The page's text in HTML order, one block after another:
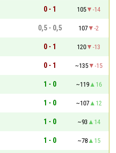
0 - 1 105
-14
0,5 - 0,5 107
-2
0 - 1 120
-13
0 - 1 ~135
-15
1 - 0 ~119
16
1 - 0 ~107
12
1 - 0 ~93
14
1 - 0 ~78
15